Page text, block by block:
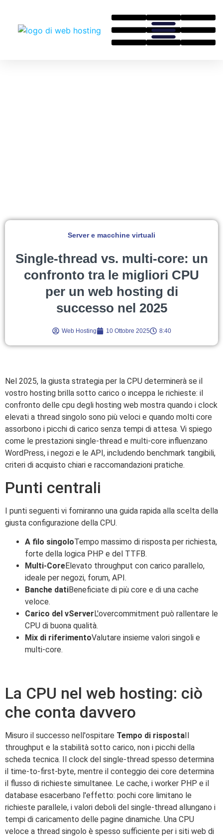
Server e macchine virtuali
Single-thread vs. multi-core: un
confronto tra le migliori CPU
per un web hosting di
successo nel 2025
Web Hosting 10 Ottobre 2025 8:40
Nel 2025, la giusta strategia per la CPU determinerà se il
vostro hosting brilla sotto carico o inceppa le richieste: il
confronto delle cpu degli hosting web mostra quando i clock
elevati a thread singolo sono più veloci e quando molti core
assorbono i picchi di carico senza tempi di attesa. Vi spiego
come le prestazioni single-thread e multi-core influenzano
WordPress, i negozi e le API, includendo benchmark tangibili,
criteri di acquisto chiari e raccomandazioni pratiche.
Punti centrali
I punti seguenti vi forniranno una guida rapida alla scelta della
giusta configurazione della CPU.
A filo singoloTempo massimo di risposta per richiesta,
forte della logica PHP e del TTFB.
Multi-CoreElevato throughput con carico parallelo,
ideale per negozi, forum, API.
Banche datiBeneficiate di più core e di una cache
veloce.
Carico del vServer L'overcommitment può rallentare le
CPU di buona qualità.
Mix di riferimentoValutare insieme valori singoli e
multi-core.
La CPU nel web hosting: ciò
che conta davvero
Misuro il successo nell'ospitare Tempo di risposta
throughput e la stabilità sotto carico, non i picchi della
scheda tecnica. Il clock del single-thread spesso determina
il time-to-first-byte, mentre il conteggio dei core determina
il flusso di richieste simultanee. Le cache, i worker PHP e il
database esacerbano l'effetto: pochi core limitano le
richieste parallele, i valori deboli del single-thread allungano i
tempi di caricamento delle pagine dinamiche. Una CPU
veloce a thread singolo è spesso sufficiente per i siti web di